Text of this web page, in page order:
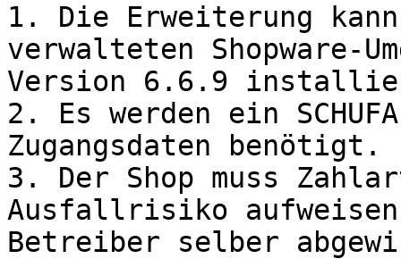
1. Die Erweiterung
verwalteten Shopware-
Version 6.6.9
2. Es werden ein
Zugangsdaten benötigt.
3. Der Shop muss
Ausfallrisiko aufweisen
Betreiber selber